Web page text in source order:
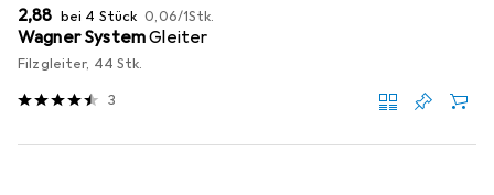
EUR
2,88 bei 4 Stück EUR
0,06/1Stk.
Wagner SystemGleiter
Filzgleiter, 44 Stk.
3